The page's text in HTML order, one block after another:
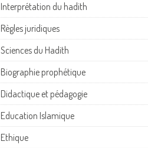
Interprétation du hadith
Règles juridiques
Sciences du Hadith
Biographie prophétique
Didactique et pédagogie
Education Islamique
Ethique